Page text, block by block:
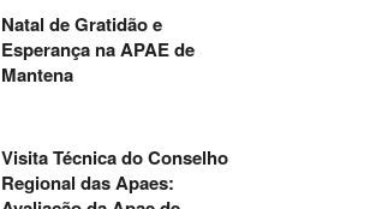
Natal de Gratidão e
Esperança na APAE de
Mantena
Visita Técnica do Conselho
Regional das Apaes: